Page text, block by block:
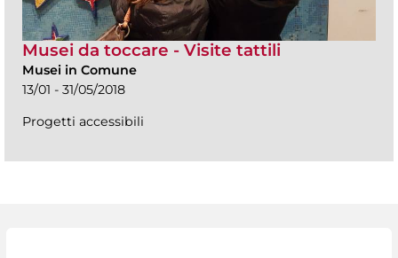
Musei da toccare - Visite tattili
Musei in Comune
13/01 - 31/05/2018
Progetti accessibili